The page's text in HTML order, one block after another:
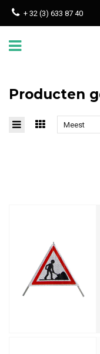
+ 32 (3) 633 87 40
Producten
Meest